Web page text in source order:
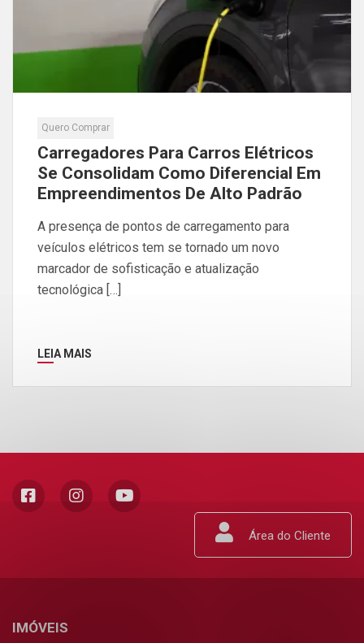
Quero Comprar
Carregadores Para Carros Elétricos
Se Consolidam Como Diferencial Em
Empreendimentos De Alto Padrão
A presença de pontos de carregamento para
veículos elétricos tem se tornado um novo
marcador de sofisticação e atualização
tecnológica […]
LEIA MAIS
Área do Cliente
IMÓVEIS